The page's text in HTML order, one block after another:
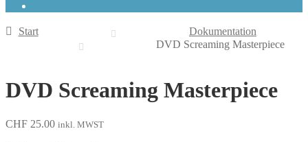
Start
Dokumentation
DVD Screaming Masterpiece
DVD Screaming Masterpiece
CHF 25.00 inkl. MWST